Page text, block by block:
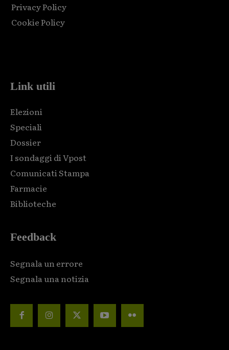
Privacy Policy
Cookie Policy
Link utili
Elezioni
Speciali
Dossier
I sondaggi di Vpost
Comunicati Stampa
Farmacie
Biblioteche
Feedback
Segnala un errore
Segnala una notizia